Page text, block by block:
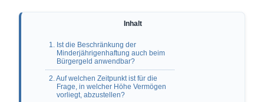
1. Ist die Beschränkung der
Minderjährigenhaftung auch beim
Bürgergeld anwendbar?
2. Auf welchen Zeitpunkt ist für die
Frage, in welcher Höhe Vermögen
vorliegt, abzustellen?